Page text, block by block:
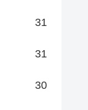
31
31
30